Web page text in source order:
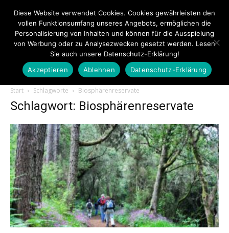
Touristiknews.de
Touristiknews
und
Start Schlagworte Biosphärenreservate
Schlagwort: Biosphärenreservate
Diese Website verwendet Cookies. Cookies gewährleisten den
vollen Funktionsumfang unseres Angebots, ermöglichen die
Personalisierung von Inhalten und können für die Ausspielung
von Werbung oder zu Analysezwecken gesetzt werden. Lesen
Sie auch unsere Datenschutz-Erklärung!
Akzeptieren
Ablehnen Datenschutz-Erklärung